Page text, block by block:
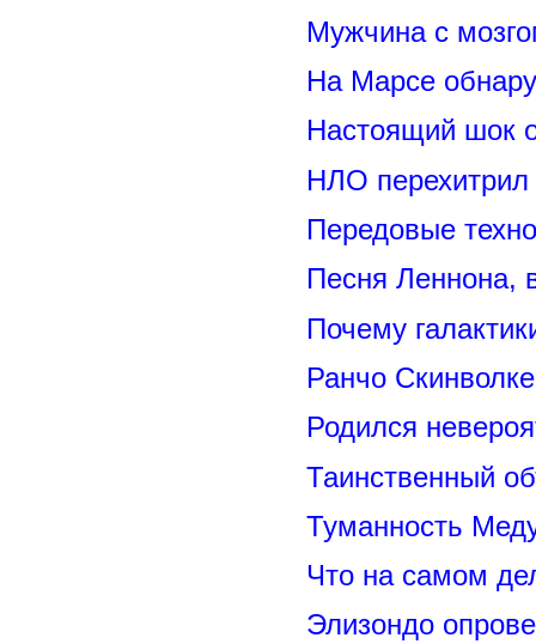
Мужчина с
На Марсе
Настоящий шок
НЛО перехитрил
Передовые
Песня Леннона,
Почему
Ранчо
Родился
Таинственный
Туманность
Что на самом
Элизондо